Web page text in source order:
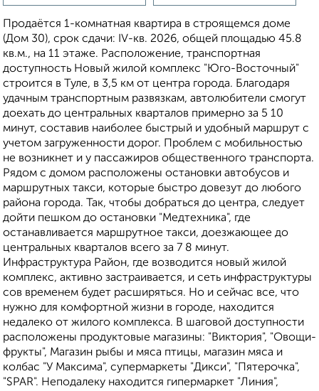
Продаётся 1-комнатная квартира в строящемся доме
(Дом 30), срок сдачи: IV-кв. 2026, общей площадью 45.8
кв.м., на 11 этаже. Расположение, транспортная
доступность Новый жилой комплекс "Юго-Восточный"
строится в Туле, в 3,5 км от центра города. Благодаря
удачным транспортным развязкам, автолюбители смогут
доехать до центральных кварталов примерно за 5 10
минут, составив наиболее быстрый и удобный маршрут с
учетом загруженности дорог. Проблем с мобильностью
не возникнет и у пассажиров общественного транспорта.
Рядом с домом расположены остановки автобусов и
маршрутных такси, которые быстро довезут до любого
района города. Так, чтобы добраться до центра, следует
дойти пешком до остановки "Медтехника", где
останавливается маршрутное такси, доезжающее до
центральных кварталов всего за 7 8 минут.
Инфраструктура Район, где возводится новый жилой
комплекс, активно застраивается, и сеть инфраструктуры
сов временем будет расширяться. Но и сейчас все, что
нужно для комфортной жизни в городе, находится
недалеко от жилого комплекса. В шаговой доступности
расположены продуктовые магазины: "Виктория", "Овощи-
фрукты", Магазин рыбы и мяса птицы, магазин мяса и
колбас "У Максима", супермаркеты "Дикси", "Пятерочка",
"SPAR". Неподалеку находится гипермаркет "Линия",